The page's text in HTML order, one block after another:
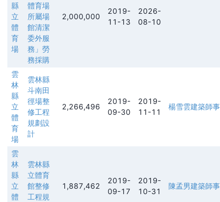
縣
立
體
育
場
體育場
所屬場
館清潔
委外服
務」勞
務採購
2,000,000
2019-
11-13
2026-
08-10
雲
林
縣
立
體
育
場
雲林縣
斗南田
徑場整
修工程
規劃設
計
2,266,496
2019-
09-30
2019-
11-11
楊雪雲建築師
雲
林
縣
立
體
雲林縣
立體育
館整修
工程規
1,887,462
2019-
09-17
2019-
10-31
陳孟男建築師